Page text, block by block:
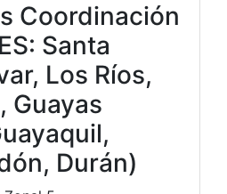
Coordinación
Santa
Los Ríos,
Guayas
Durán)